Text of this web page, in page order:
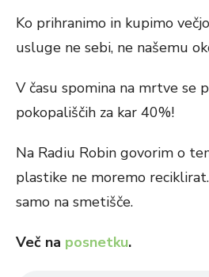
Ko prihranimo in kupimo
usluge ne sebi, ne našemu
V času spomina na mrtve se
pokopališčih za kar 40%!
Na Radiu Robin govorim o
plastike ne moremo
samo na smetišče.
Več na posnetku.